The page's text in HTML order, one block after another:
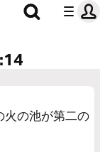
火の池が第二の